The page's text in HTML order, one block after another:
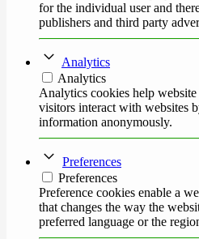
for the individual user and
publishers and third party
Analytics
Analytics
Analytics cookies help
visitors interact with websites
information anonymously.
Preferences
Preferences
Preference cookies enable a
that changes the way the
preferred language or the